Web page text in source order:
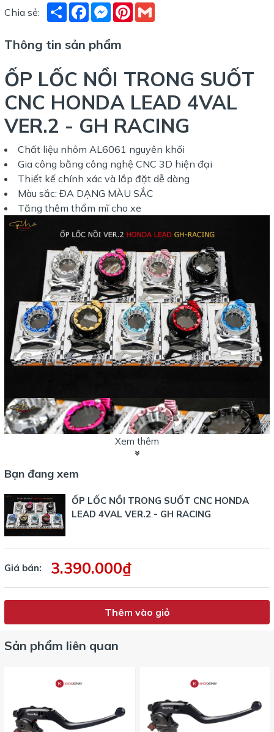
Chia sẻ: ShareFacebookMessenger
Pinterest
Thông tin sản phẩm
ỐP LỐC NỒI TRONG SUỐT
CNC HONDA LEAD 4VAL
VER.2 - GH RACING
Chất liệu nhôm AL6061 nguyên khối
Gia công bằng công nghệ CNC 3D hiện đại
Thiết kế chính xác và lắp đặt dễ dàng
Màu sắc: ĐA DẠNG MÀU SẮC
Tăng thêm thẩm mĩ cho xe
Xem thêm
Bạn đang xem
ỐP LỐC NỒI TRONG SUỐT CNC HONDA
LEAD 4VAL VER.2 - GH RACING
Giá bán: 3.390.000₫
Thêm vào giỏ
Sản phẩm liên quan